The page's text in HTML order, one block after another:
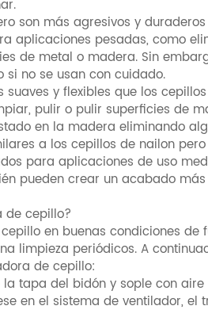
son más agresivos y
aplicaciones pesadas, como
de metal o madera. Sin
no se usan con cuidado.
suaves y flexibles que los
pulir o pulir superficies de
en la madera eliminando
a los cepillos de nailon
para aplicaciones de uso
pueden crear un acabado
de cepillo?
en buenas condiciones de
limpieza periódicos. A
de cepillo:
tapa del bidón y sople con
en el sistema de ventilador,